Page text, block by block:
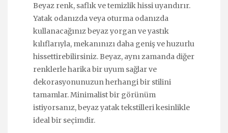
Beyaz renk, saflık ve temizlik hissi uyandırır.
Yatak odanızda veya oturma odanızda
kullanacağınız beyaz yorgan ve yastık
kılıflarıyla, mekanınızı daha geniş ve huzurlu
hissettirebilirsiniz. Beyaz, aynı zamanda diğer
renklerle harika bir uyum sağlar ve
dekorasyonunuzun herhangi bir stilini
tamamlar. Minimalist bir görünüm
istiyorsanız, beyaz yatak tekstilleri kesinlikle
ideal bir seçimdir.